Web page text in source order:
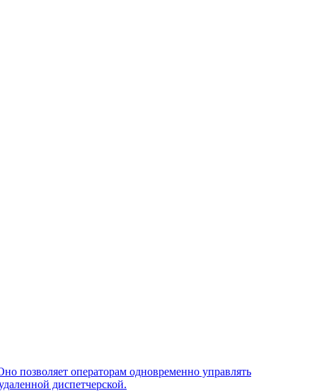
позволяет операторам одновременно управлять
диспетчерской.